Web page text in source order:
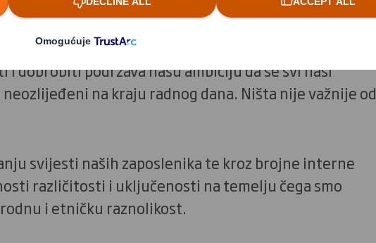
i inkluzivne tvrtke održive tvrtke.
dobrobiti podržava našu ambiciju da se svi naši
na kraju radnog dana. Ništa nije važnije od
svijesti naših zaposlenika te kroz brojne interne
različitosti i uključenosti na temelju čega smo
i etničku raznolikost.